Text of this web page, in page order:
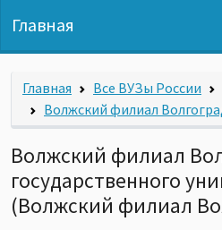
Главная
Главная Все ВУЗы России
Волжский филиал
Волжский филиал
государственного
(Волжский филиал